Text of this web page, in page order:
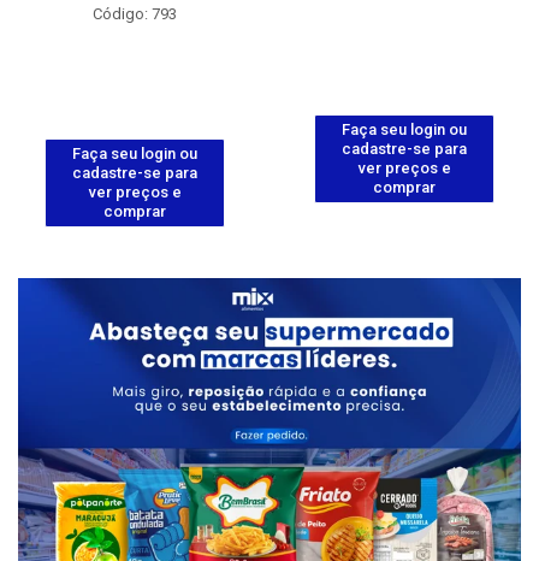
Código: 793
Faça seu login ou
cadastre-se para
ver preços e
comprar
Faça seu login ou
cadastre-se para
ver preços e
comprar